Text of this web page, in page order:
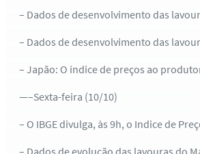
– Dados de desenvolvimento das
– Dados de desenvolvimento das
– Japão: O índice de preços ao
—–Sexta-feira (10/10)
– O IBGE divulga, às 9h, o Indice de
– Dados de evolução das lavouras do